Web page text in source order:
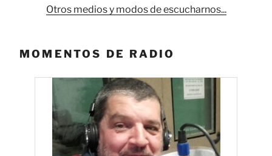
Otros medios y modos de escucharnos...
MOMENTOS DE RADIO